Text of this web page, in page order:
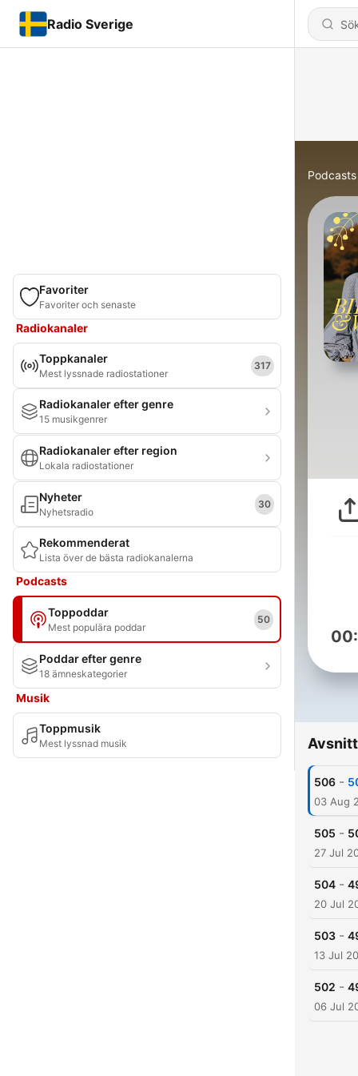
Radio Sverige
Favoriter
Favoriter och senaste
Radiokanaler
Toppkanaler
Mest lyssnade radiostationer
317
Radiokanaler efter genre
15 musikgenrer
Radiokanaler efter region
Lokala radiostationer
Nyheter
Nyhetsradio
30
Rekommenderat
Lista över de bästa radiokanalerna
Podcasts
Toppoddar
Mest populära poddar
50
Poddar efter genre
18 ämneskategorier
Musik
Toppmusik
Mest lyssnad musik
Podcasts
Avsnitt
506 -
03 Aug
505 -
27 Jul
504 -
20 Jul
503 -
13 Jul
502 -
06 Jul